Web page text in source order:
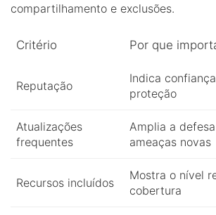
compartilhamento e exclusões.
Critério Por que
Reputação
Indica
proteção
Atualizações
frequentes
Amplia a
ameaças novas
Recursos incluídos
Mostra o nível
cobertura